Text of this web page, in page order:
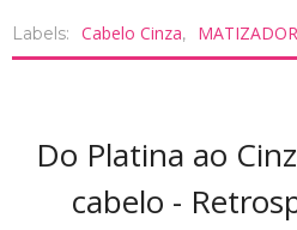
Labels: Cabelo Cinza,
Do Platina ao
cabelo -